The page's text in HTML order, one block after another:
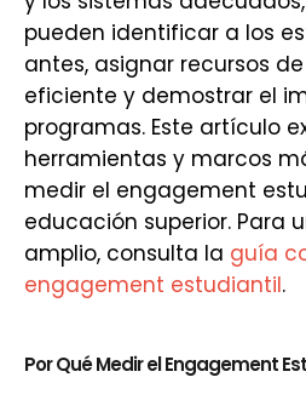
pueden identificar a los
antes, asignar recursos
eficiente y demostrar el
programas. Este artículo
herramientas y marcos
medir el engagement
educación superior. Para
amplio, consulta la guía
engagement estudiantil.
Por Qué Medir el Engagement